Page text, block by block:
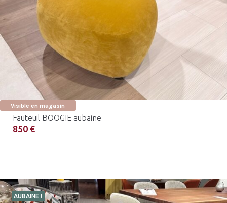
Visible en magasin
Fauteuil BOOGIE aubaine
850 €
AUBAINE !